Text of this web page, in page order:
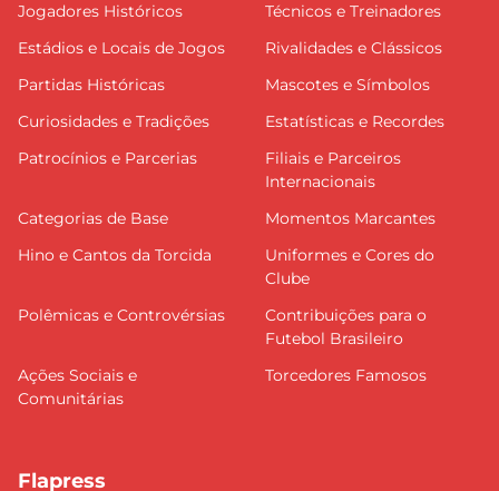
Jogadores Históricos
Técnicos e Treinadores
Estádios e Locais de Jogos
Rivalidades e Clássicos
Partidas Históricas
Mascotes e Símbolos
Curiosidades e Tradições
Estatísticas e Recordes
Patrocínios e Parcerias
Filiais e Parceiros
Internacionais
Categorias de Base
Momentos Marcantes
Hino e Cantos da Torcida
Uniformes e Cores do
Clube
Polêmicas e Controvérsias
Contribuições para o
Futebol Brasileiro
Ações Sociais e
Comunitárias
Torcedores Famosos
Flapress